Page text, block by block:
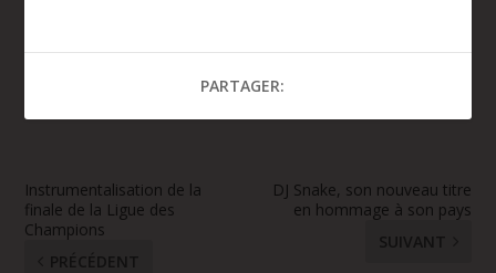
PARTAGER:
Instrumentalisation de la
finale de la Ligue des
Champions
PRÉCÉDENT
DJ Snake, son nouveau titre
en hommage à son pays
SUIVANT